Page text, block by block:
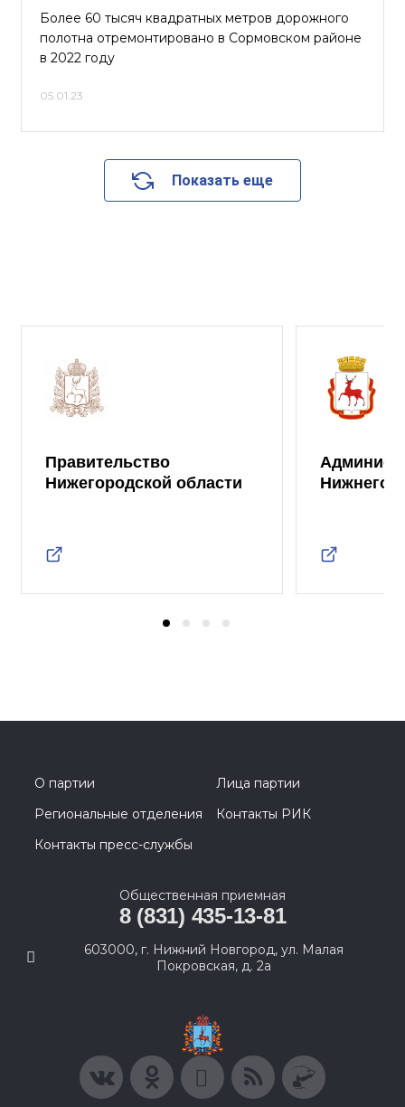
Более 60 тысяч квадратных метров дорожного
полотна отремонтировано в Сормовском районе
в 2022 году
05.01.23
Показать еще
Правительство
Нижегородской области
Нижнего
О партии
Лица партии
Региональные отделения
Контакты РИК
Контакты пресс-службы
Общественная приемная
8 (831) 435-13-81
603000, г. Нижний Новгород, ул. Малая
Покровская, д. 2а